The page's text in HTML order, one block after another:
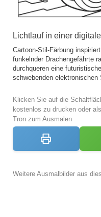
Lichtlauf in einer
Cartoon-Stil-Färbung
funkelnder Drachengefährte
durchqueren eine
schwebenden elektronischen
Klicken Sie auf die
kostenlos zu drucken oder
Tron zum Ausmalen
Weitere Ausmalbilder aus